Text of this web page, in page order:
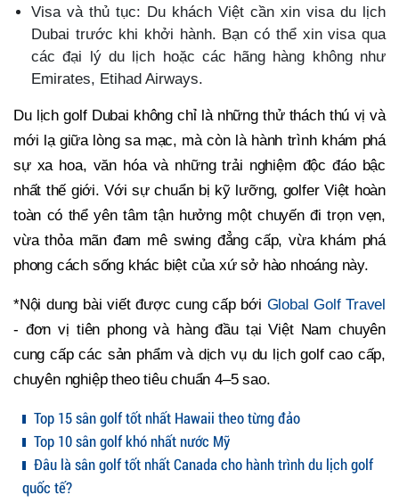
Visa và thủ tục: Du khách Việt cần xin visa du lịch
Dubai trước khi khởi hành. Bạn có thể xin visa qua
các đại lý du lịch hoặc các hãng hàng không như
Emirates, Etihad Airways.
Du lịch golf Dubai không chỉ là những thử thách thú vị và
mới lạ giữa lòng sa mạc, mà còn là hành trình khám phá
sự xa hoa, văn hóa và những trải nghiệm độc đáo bậc
nhất thế giới. Với sự chuẩn bị kỹ lưỡng, golfer Việt hoàn
toàn có thể yên tâm tận hưởng một chuyến đi trọn vẹn,
vừa thỏa mãn đam mê swing đẳng cấp, vừa khám phá
phong cách sống khác biệt của xứ sở hào nhoáng này.
*Nội dung bài viết được cung cấp bới Global Golf Travel
- đơn vị tiên phong và hàng đầu tại Việt Nam chuyên
cung cấp các sản phẩm và dịch vụ du lịch golf cao cấp,
chuyên nghiệp theo tiêu chuẩn 4–5 sao.
Top 15 sân golf tốt nhất Hawaii theo từng đảo
Top 10 sân golf khó nhất nước Mỹ
Đâu là sân golf tốt nhất Canada cho hành trình du lịch golf
quốc tế?